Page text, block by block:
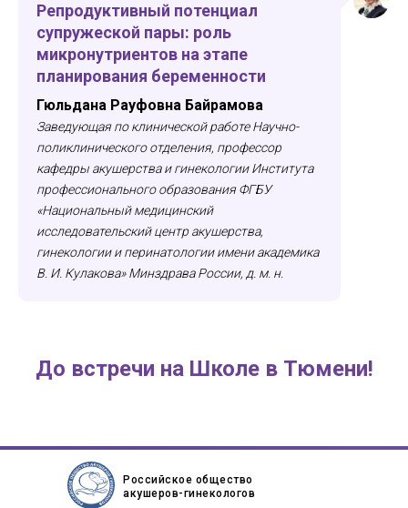
Репродуктивный потенциал
супружеской пары: роль
микронутриентов на этапе
планирования беременности
Гюльдана Рауфовна Байрамова
Заведующая по клинической работе Научно-
поликлинического отделения, профессор
кафедры акушерства и гинекологии Института
профессионального образования ФГБУ
«Национальный медицинский
исследовательский центр акушерства,
гинекологии и перинатологии имени академика
В. И. Кулакова» Минздрава России, д. м. н.
До встречи на Школе в Тюмени!
Российское общество
акушеров-гинекологов